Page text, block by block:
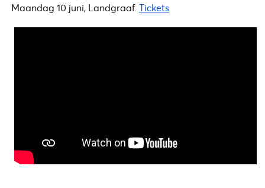
Maandag 10 juni, Landgraaf. Tickets